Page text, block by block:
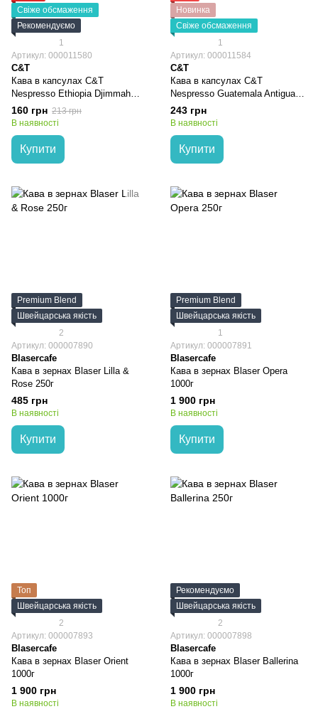
Свіже обсмаження
Рекомендуємо
1
Артикул: 000011580
C&T
Кава в капсулах C&T
Nespresso Ethiopia Djimmah
(10шт*5,5г)
160 грн 213 грн
В наявності
Купити
Новинка
Свіже обсмаження
1
Артикул: 000011584
C&T
Кава в капсулах C&T
Nespresso Guatemala Antigua
(10шт*5,5г)
243 грн
В наявності
Купити
Premium Blend
Швейцарська якість
2
Артикул: 000007890
Blasercafe
Кава в зернах Blaser Lilla &
Rose 250г
485 грн
В наявності
Купити
Premium Blend
Швейцарська якість
1
Артикул: 000007891
Blasercafe
Кава в зернах Blaser Opera
1000г
1 900 грн
В наявності
Купити
Топ
Швейцарська якість
2
Артикул: 000007893
Blasercafe
Кава в зернах Blaser Orient
1000г
1 900 грн
В наявності
Рекомендуємо
Швейцарська якість
2
Артикул: 000007898
Blasercafe
Кава в зернах Blaser Ballerina
1000г
1 900 грн
В наявності